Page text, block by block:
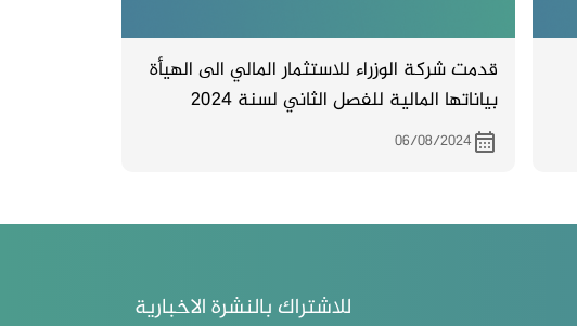
قدمت شركة الوزراء للاستثمار المالي الى الهيأة
بياناتها المالية للفصل الثاني لسنة 2024
06/08/2024
للاشتراك بالنشرة الاخبارية